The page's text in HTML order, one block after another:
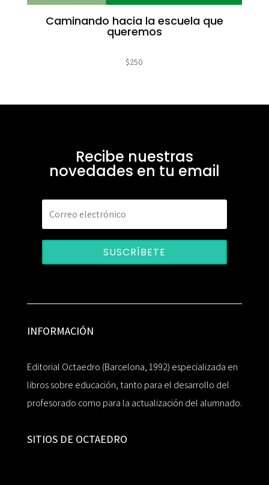
Caminando hacia la escuela que
queremos
$250
Recibe nuestras
novedades en tu email
SUSCRÍBETE
INFORMACIÓN
Editorial Octaedro (Barcelona, 1992) especializada en
libros sobre educación, tanto para el desarrollo del
profesorado como para la actualización del alumnado.
SITIOS DE OCTAEDRO